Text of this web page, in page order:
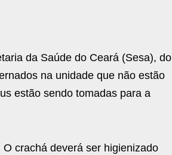
da Saúde do Ceará (Sesa), do
na unidade que não estão
estão sendo tomadas para a
crachá deverá ser higienizado